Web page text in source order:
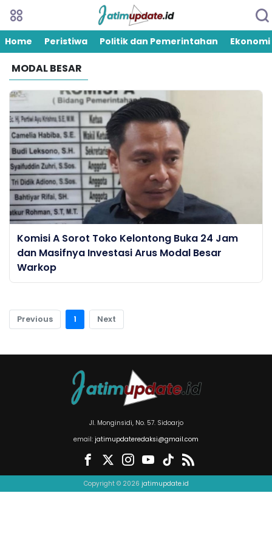
Home Peristiwa Politik dan Pemerintahan Ekonomi
MODAL BESAR
Komisi A Sorot Toko Kelontong Buka 24 Jam
dan Masifnya Investasi Arus Modal Besar
Warkop
Previous 1 Next
Jl. Monginsidi, No. 57. Sidoarjo
email: jatimupdateredaksi@gmail.com
Copyright © 2026 jatimupdate.id